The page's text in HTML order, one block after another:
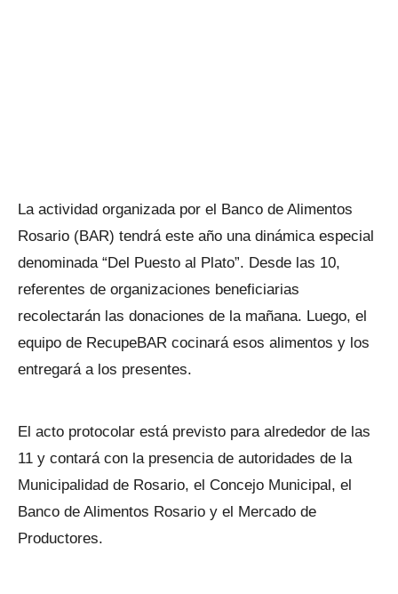
La actividad organizada por el Banco de Alimentos
Rosario (BAR) tendrá este año una dinámica especial
denominada “Del Puesto al Plato”. Desde las 10,
referentes de organizaciones beneficiarias
recolectarán las donaciones de la mañana. Luego, el
equipo de RecupeBAR cocinará esos alimentos y los
entregará a los presentes.
El acto protocolar está previsto para alrededor de las
11 y contará con la presencia de autoridades de la
Municipalidad de Rosario, el Concejo Municipal, el
Banco de Alimentos Rosario y el Mercado de
Productores.